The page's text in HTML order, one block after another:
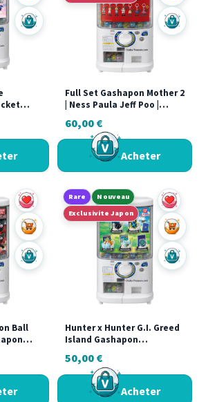
Acheter sur Vinted Acheter
Full Set Gashapon Mother 2
| Ness Paula Jeff Poo |
Complet
60,00 €
Acheter
Ajouter au panier
Acheter sur Vinted
Ball
Rare
Nouveau
Exclusivite Japon
Ajouter
Acheter
Hunter x Hunter G.I. Greed
Island Gashapon
5/5 Bandai Neuf
50,00 €
Acheter